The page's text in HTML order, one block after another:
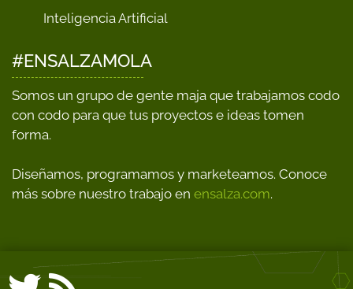
Inteligencia Artificial
#ENSALZAMOLA
Somos un grupo de gente maja que trabajamos codo
con codo para que tus proyectos e ideas tomen
forma.
Diseñamos, programamos y marketeamos. Conoce
más sobre nuestro trabajo en ensalza.com.